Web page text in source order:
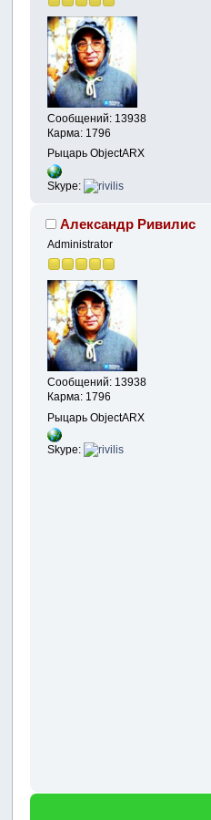
Сообщений: 13938
Карма: 1796
Рыцарь ObjectARX
Skype:
Александр Ривилис
Administrator
Сообщений: 13938
Карма: 1796
Рыцарь ObjectARX
Skype: